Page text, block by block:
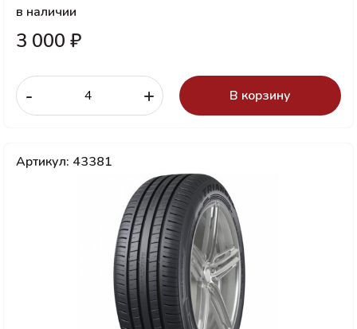
в наличии
3 000 ₽
- + В корзину
Артикул: 43381